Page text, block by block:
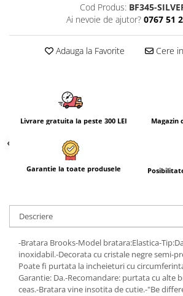
Cod Produs: BF345-
Ai nevoie de ajutor? 0767 51
Adauga la Favorite Cere
Livrare gratuita la peste 300 LEI Magazin
Garantie la toate produsele
Descriere
-Bratara Brooks-Model bratara:Elastica-
inoxidabil.-Decorata cu cristale negre semi-
Poate fi purtata la incheieturi cu
Garantie: Da.-Recomandare: purtata cu alte
ceas.-Bratara vine insotita de cutie.-"Be